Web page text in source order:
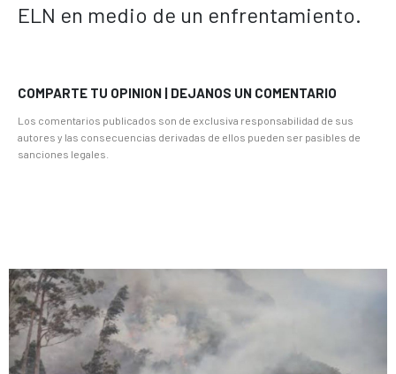
ELN en medio de un enfrentamiento.
COMPARTE TU OPINION | DEJANOS UN COMENTARIO
Los comentarios publicados son de exclusiva responsabilidad de sus
autores y las consecuencias derivadas de ellos pueden ser pasibles de
sanciones legales.